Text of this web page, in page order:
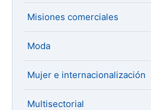
Misiones comerciales
Moda
Mujer e internacionalización
Multisectorial